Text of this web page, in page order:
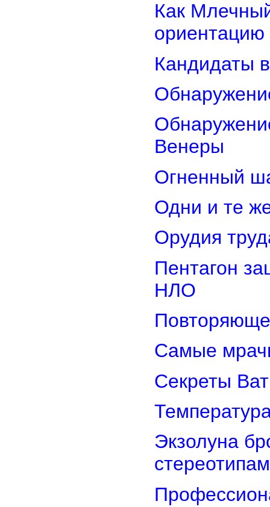
Как
ориентацию
Кандидаты
Венеры
Огненный
Одни и те
Орудия
Пентагон
НЛО
Самые
Секреты
Экзолуна
стереотипам